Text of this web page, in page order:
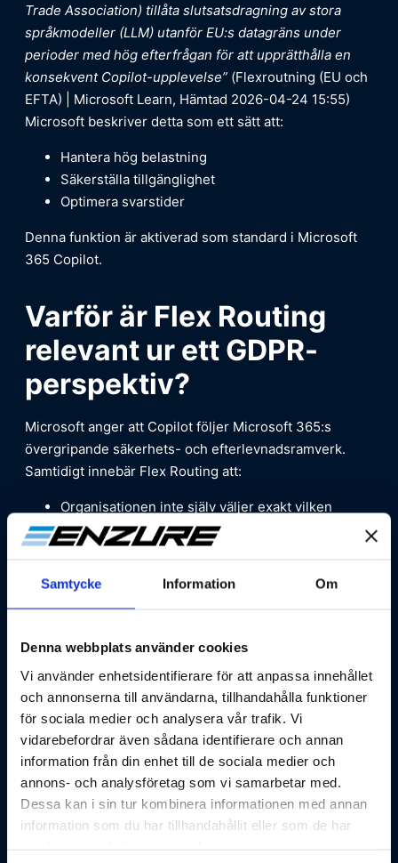
Samtycke Information Om
Denna webbplats använder cookies
Vi använder enhetsidentifierare för att anpassa innehållet
och annonserna till användarna, tillhandahålla funktioner
för sociala medier och analysera vår trafik. Vi
vidarebefordrar även sådana identifierare och annan
information från din enhet till de sociala medier och
annons- och analysföretag som vi samarbetar med.
Dessa kan i sin tur kombinera informationen med annan
information som du har tillhandahållit eller som de har
Trade Association) tillåta slutsatsdragning av stora
språkmodeller (LLM) utanför EU:s datagräns under
perioder med hög efterfrågan för att upprätthålla en
konsekvent Copilot-upplevelse” (Flexroutning (EU och
EFTA) | Microsoft Learn, Hämtad 2026-04-24 15:55)
Microsoft beskriver detta som ett sätt att:
Hantera hög belastning
Säkerställa tillgänglighet
Optimera svarstider
Denna funktion är aktiverad som standard i Microsoft
365 Copilot.
Varför är Flex Routing
relevant ur ett GDPR-
perspektiv?
Microsoft anger att Copilot följer Microsoft 365:s
övergripande säkerhets- och efterlevnadsramverk.
Samtidigt innebär Flex Routing att:
Organisationen inte själv väljer exakt vilken
modell som används
Databehandling kan ske inom ramen för
Europas gränser
för organisationer som:
Kräver maximal förutsägbarhet i
personuppgiftsbehandling
Vill kunna dokumentera exakt hur och var data
behandlas
Har interna eller regulatoriska krav som går
längre än Microsofts standardåtaganden
Detta är enligt oss särskilt relevant för exempelvis